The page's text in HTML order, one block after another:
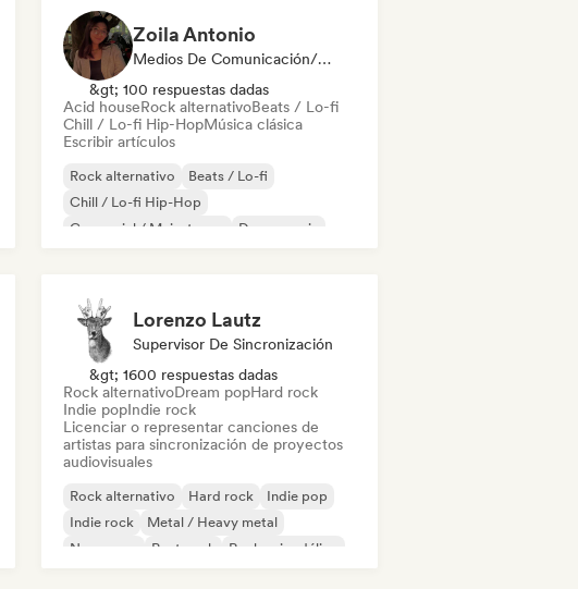
Zoila Antonio
Medios De Comunicación/Periodista
&gt; 100 respuestas dadas
Acid houseRock alternativoBeats / Lo-fi
Chill / Lo-fi Hip-HopMúsica clásica
Escribir artículos
Rock alternativo
Beats / Lo-fi
Chill / Lo-fi Hip-Hop
Comercial / Mainstream
Dance music
Lorenzo Lautz
Supervisor De Sincronización
&gt; 1600 respuestas dadas
Rock alternativoDream popHard rock
Indie popIndie rock
Licenciar o representar canciones de
artistas para sincronización de proyectos
audiovisuales
Rock alternativo Hard rock
Indie pop
Indie rock
Metal / Heavy metal
New wave
Post punk Rock psicodélico